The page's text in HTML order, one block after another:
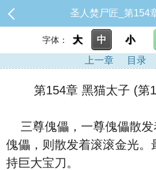
圣人焚尸匠_第154
字体： 大 中 小
上一章
目录
第154章 黑猫太子 (第
三尊傀儡，一尊傀儡散发
傀儡，则散发着滚滚金光。
持巨大宝刀。